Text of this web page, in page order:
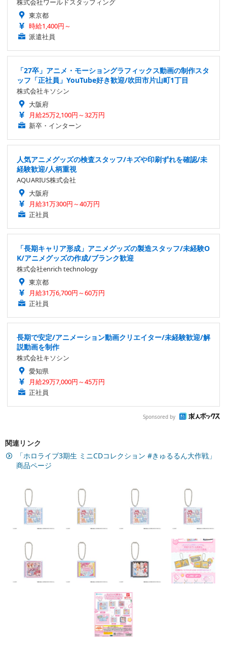
株式会社ワールドスタッフィング
東京都
時給1,400円～
派遣社員
「27卒」アニメ・モーショングラフィックス動画の制作スタ
ッフ「正社員」YouTube好き歓迎/吹田市片山町1丁目
株式会社キソシン
大阪府
月給25万2,100円～32万円
新卒・インターン
人気アニメグッズの検査スタッフ/キズや印刷ずれを確認/未
経験歓迎/人柄重視
AQUARIUS株式会社
大阪府
月給31万300円～40万円
正社員
「長期キャリア形成」アニメグッズの製造スタッフ/未経験O
K/アニメグッズの作成/ブランク歓迎
株式会社enrich technology
東京都
月給31万6,700円～60万円
正社員
長期で安定/アニメーション動画クリエイター/未経験歓迎/解
説動画を制作
株式会社キソシン
愛知県
月給29万7,000円～45万円
正社員
Sponsored by
関連リンク
「ホロライブ3期生 ミニCDコレクション #きゅるるん大作戦」
商品ページ